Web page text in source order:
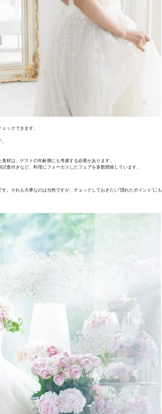
ックできます。
材は、ゲストの年齢層にも考慮する必要があります。
食付きなど、料理にフォーカスしたフェアを多数開催しています。
。それも大事なのは当然ですが、チェックしておきたい“隠れたポイント”にも